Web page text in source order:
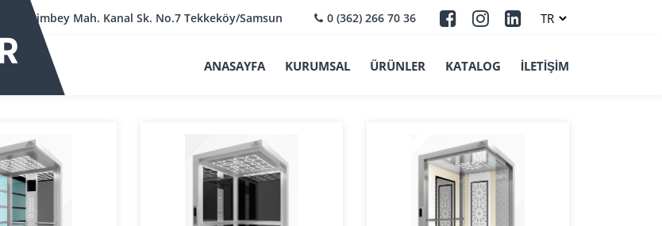
Kerimbey Mah. Kanal Sk. No.7 Tekkeköy/Samsun 0 (362) 266 70 36
ANASAYFA KURUMSAL ÜRÜNLER KATALOG İLETİŞİM